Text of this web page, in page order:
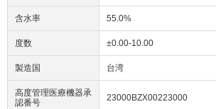
含水率 55.0%
度数 ±0.00-10.00
製造国 台湾
高度管理医療機器承
認番号
23000BZX00223000